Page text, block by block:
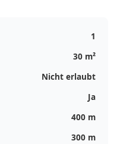
1
30 m²
Nicht erlaubt
Ja
400 m
300 m